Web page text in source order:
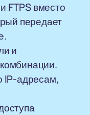
FTPS вместо
передает
и
IP-адресам,